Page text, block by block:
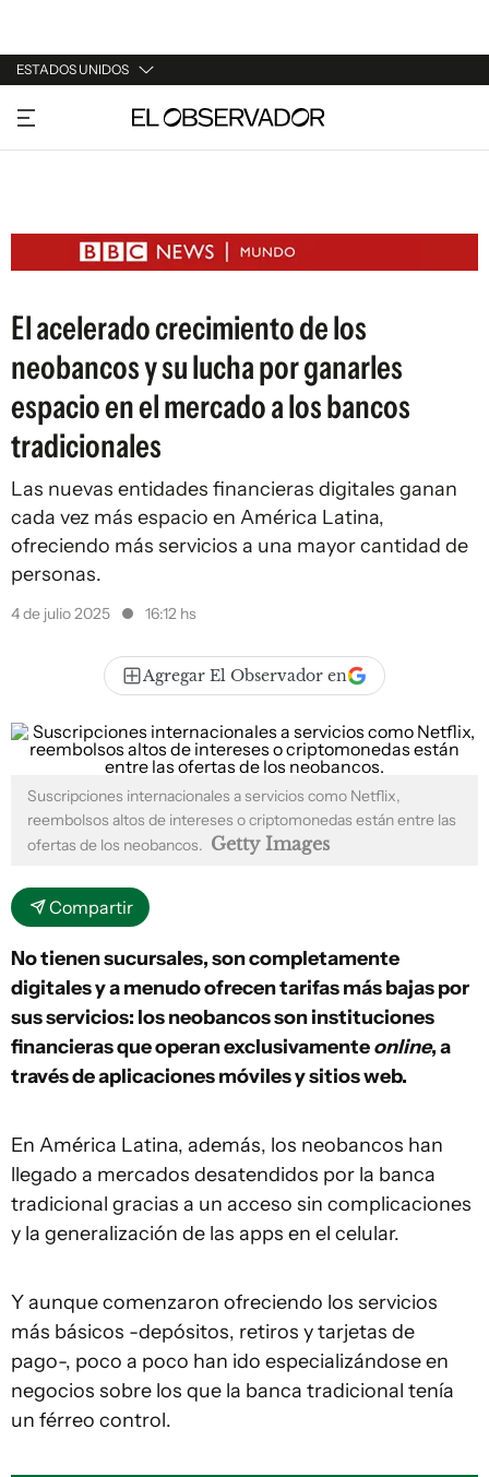
ESTADOS UNIDOS
URUGUAY
ARGENTINA
ESTADOS UNIDOS
El acelerado crecimiento de los
neobancos y su lucha por ganarles
espacio en el mercado a los bancos
tradicionales
Las nuevas entidades financieras digitales ganan
cada vez más espacio en América Latina,
ofreciendo más servicios a una mayor cantidad de
personas.
4 de julio 2025 16:12 hs
Agregar El Observador en
Suscripciones internacionales a servicios como Netflix,
reembolsos altos de intereses o criptomonedas están entre las
ofertas de los neobancos. Getty Images
Compartir
No tienen sucursales, son completamente
digitales y a menudo ofrecen tarifas más bajas por
sus servicios: los neobancos son instituciones
financieras que operan exclusivamenteonline, a
través de aplicaciones móviles y sitios web.
En América Latina, además, los neobancos han
llegado a mercados desatendidos por la banca
tradicional gracias a un acceso sin complicaciones
y la generalización de las apps en el celular.
Y aunque comenzaron ofreciendo los servicios
más básicos -depósitos, retiros y tarjetas de
pago-, poco a poco han ido especializándose en
negocios sobre los que la banca tradicional tenía
un férreo control.